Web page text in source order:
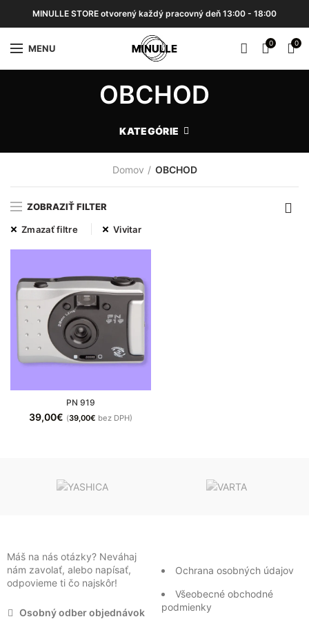
MINULLE STORE otvorený každý pracovný deň 13:00 - 18:00
MENU 0 0
OBCHOD
KATEGÓRIE
Domov OBCHOD
ZOBRAZIŤ FILTER
Zmazať filtre Vivitar
PN 919
39,00€ (39,00€ bez DPH)
Máš na nás otázky? Neváhaj
nám zavolať, alebo napísať,
odpovieme ti čo najskôr!
Osobný odber objednávok
Ochrana osobných údajov
Všeobecné obchodné
podmienky